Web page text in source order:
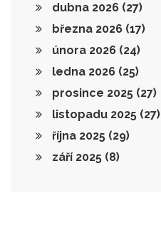
dubna 2026 (27)
března 2026 (17)
února 2026 (24)
ledna 2026 (25)
prosince 2025 (27)
listopadu 2025 (27)
října 2025 (29)
září 2025 (8)